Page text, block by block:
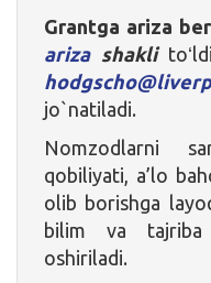
Grantga ariza
arizashakli
jo`natiladi.
Nomzodlarni
qobiliyati, a’lo
olib borishga
bilim va tajriba
oshiriladi.